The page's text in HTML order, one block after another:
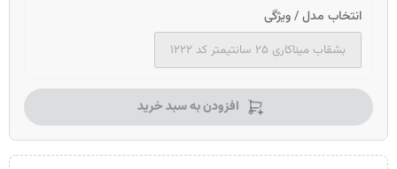
انتخاب مدل / ویژگی
بشقاب میناکاری ۲۵ سانتیمتر کد ۱۲۲۲
افزودن به سبد خرید